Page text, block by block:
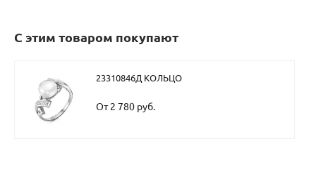
С этим товаром покупают
23310846Д КОЛЬЦО
От 2 780 руб.